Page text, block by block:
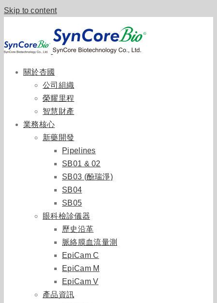
Skip to content
關於杏國
公司組織
榮耀里程
智慧財產
業務核心
新藥開發
Pipelines
SB01 & 02
SB03 (酚瑞淨)
SB04
SB05
眼科檢診儀器
歷史沿革
脈絡膜血流量測
EpiCam C
EpiCam M
EpiCam V
產品資訊